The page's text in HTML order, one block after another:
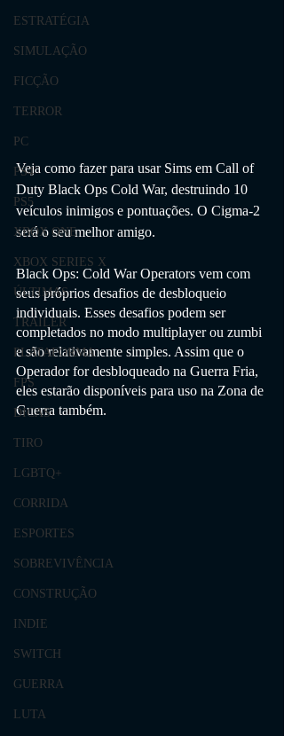
ESTRATÉGIA
SIMULAÇÃO
FICÇÃO
TERROR
PC
PS4
PS5
XBOX ONE
XBOX SERIES X
ÚLTIMAS
TRAILER
PLATAFORMA
FPS
DICAS
TIRO
LGBTQ+
CORRIDA
ESPORTES
SOBREVIVÊNCIA
CONSTRUÇÃO
INDIE
SWITCH
GUERRA
LUTA
Veja como fazer para usar Sims em Call of
Duty Black Ops Cold War, destruindo 10
veículos inimigos e pontuações. O Cigma-2
será o seu melhor amigo.
Black Ops: Cold War Operators vem com
seus próprios desafios de desbloqueio
individuais. Esses desafios podem ser
completados no modo multiplayer ou zumbi
e são relativamente simples. Assim que o
Operador for desbloqueado na Guerra Fria,
eles estarão disponíveis para uso na Zona de
Guerra também.